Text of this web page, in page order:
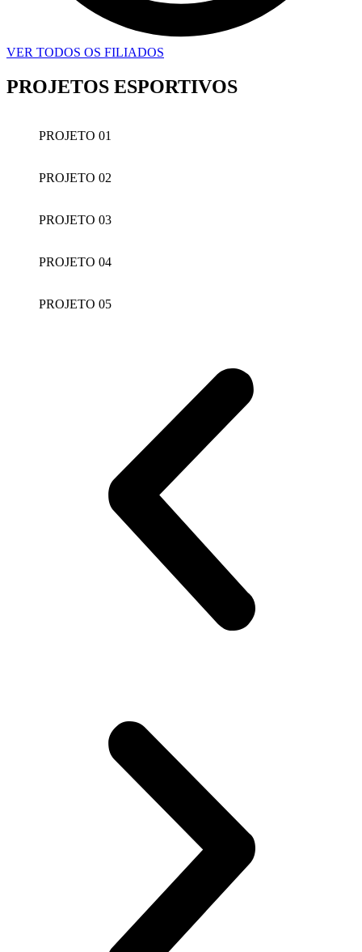
VER TODOS OS FILIADOS
PROJETOS ESPORTIVOS
PROJETO 01
PROJETO 02
PROJETO 03
PROJETO 04
PROJETO 05